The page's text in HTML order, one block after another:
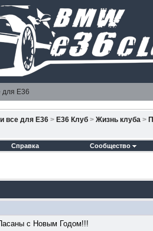
для Е36
все для Е36 > E36 Клуб > Жизнь клуба >
Справка Сообщество
с Новым Годом!!!